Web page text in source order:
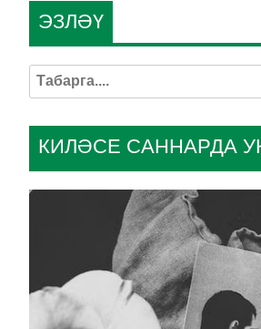
КИЛӘСЕ САННАРДА
ЭЗЛӘҮ